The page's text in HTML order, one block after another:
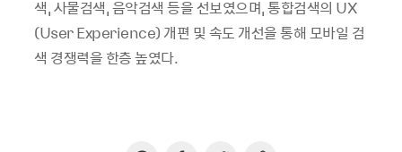
색, 사물검색, 음악검색 등을 선보였으며, 통합검색의 UX
(User Experience) 개편 및 속도 개선을 통해 모바일 검
색 경쟁력을 한층 높였다.